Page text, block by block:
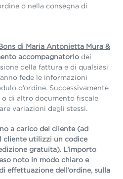
o nella consegna di
di Maria Antonietta Mura &
accompagnatorio dei
della fattura e di qualsiasi
fede le informazioni
d’ordine. Successivamente
di altro documento fiscale
variazioni degli stessi.
a carico del cliente (ad
cliente utilizzi un codice
gratuita). L’importo
noto in modo chiaro e
effettuazione dell’ordine, sulla